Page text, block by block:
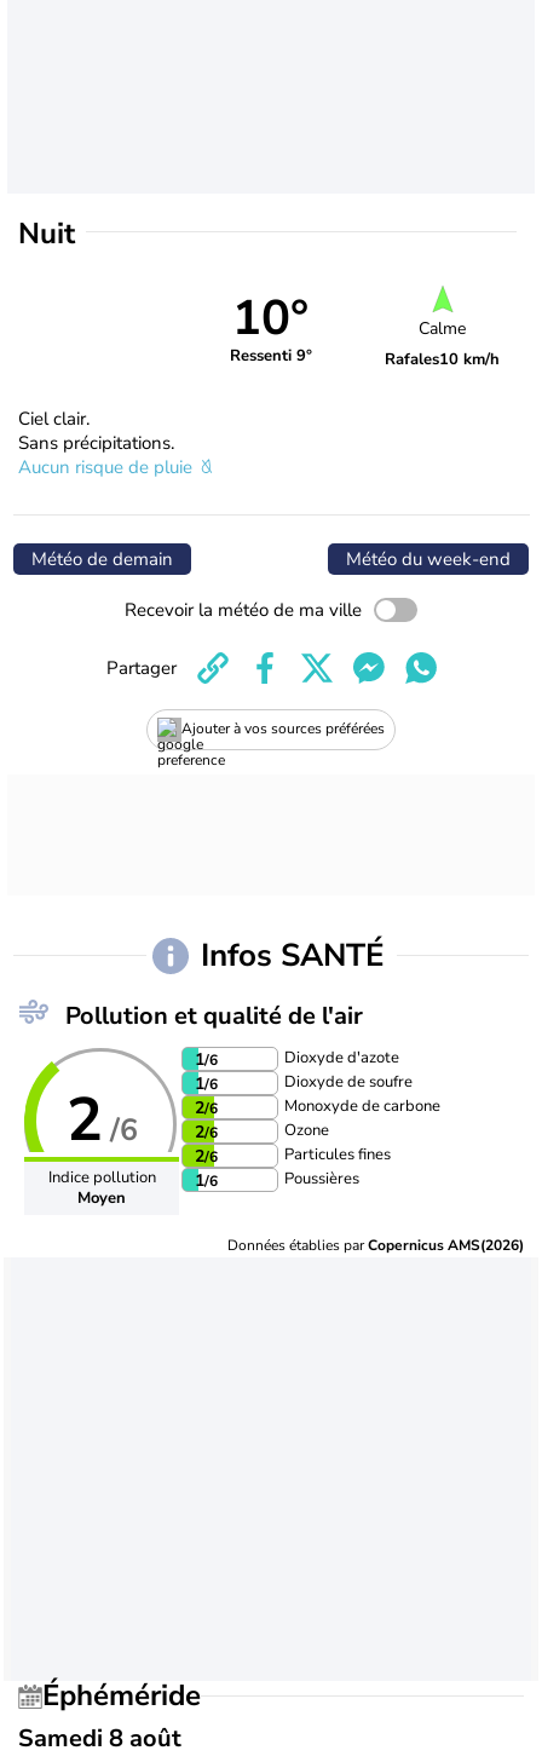
Nuit
10°
Ressenti 9°
Calme
Rafales10 km/h
Ciel clair.
Sans précipitations.
Aucun risque de pluie
Météo de demain Météo du week-end
Recevoir la météo de ma ville
Ajouter à vos sources préférées
Partager
Infos SANTÉ
Pollution et qualité de l'air
2 /6
Indice pollution
Moyen
1/6 Dioxyde d'azote
1/6 Dioxyde de soufre
2/6 Monoxyde de carbone
2/6 Ozone
2/6 Particules fines
1/6 Poussières
Données établies parCopernicus AMS(2026)
Éphéméride
Samedi 8 août